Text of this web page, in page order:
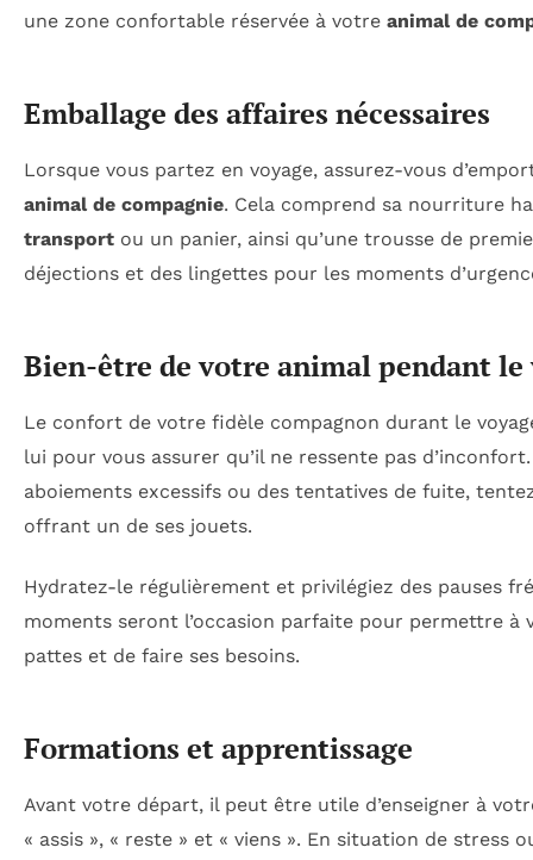
une zone confortable réservée à votre animal de
Emballage des affaires nécessaires
Lorsque vous partez en voyage, assurez-vous
animal de compagnie. Cela comprend sa nourriture
transport ou un panier, ainsi qu’une trousse de
déjections et des lingettes pour les moments
Bien-être de votre animal pendant le
Le confort de votre fidèle compagnon durant le
lui pour vous assurer qu’il ne ressente pas
aboiements excessifs ou des tentatives de fuite,
offrant un de ses jouets.
Hydratez-le régulièrement et privilégiez des pauses
moments seront l’occasion parfaite pour permettre à
pattes et de faire ses besoins.
Formations et apprentissage
Avant votre départ, il peut être utile d’enseigner à
« assis », « reste » et « viens ». En situation de stress